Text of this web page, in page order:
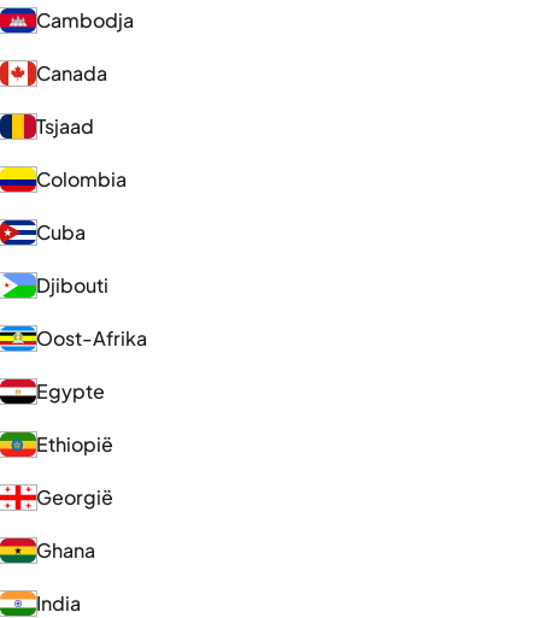
Cambodja
Canada
Tsjaad
Colombia
Cuba
Djibouti
Oost-Afrika
Egypte
Ethiopië
Georgië
Ghana
India